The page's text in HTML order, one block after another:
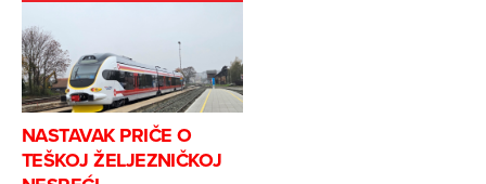
NASTAVAK PRIČE O
TEŠKOJ ŽELJEZNIČKOJ